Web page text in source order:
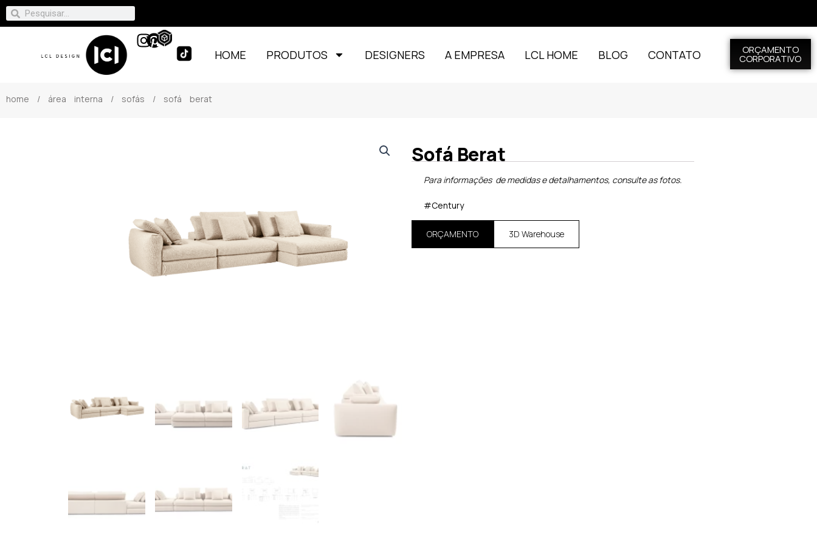
HOME PRODUTOS DESIGNERS A EMPRESA LCL HOME BLOG CONTATO ORÇAMENTO
CORPORATIVO
home / área interna / sofás / sofá berat
Sofá Berat
Para informações de medidas e detalhamentos, consulte as fotos.
#Century
ORÇAMENTO 3D Warehouse